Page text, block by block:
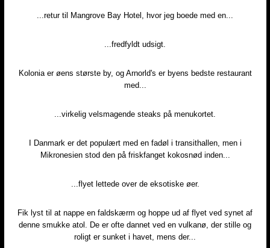
...retur til Mangrove Bay Hotel, hvor jeg boede med en...
...fredfyldt udsigt.
Kolonia er øens største by, og Arnorld's er byens bedste restaurant
med...
...virkelig velsmagende steaks på menukortet.
I Danmark er det populært med en fadøl i transithallen, men i
Mikronesien stod den på friskfanget kokosnød inden...
...flyet lettede over de eksotiske øer.
Fik lyst til at nappe en faldskærm og hoppe ud af flyet ved synet af
denne smukke atol. De er ofte dannet ved en vulkanø, der stille og
roligt er sunket i havet, mens der...